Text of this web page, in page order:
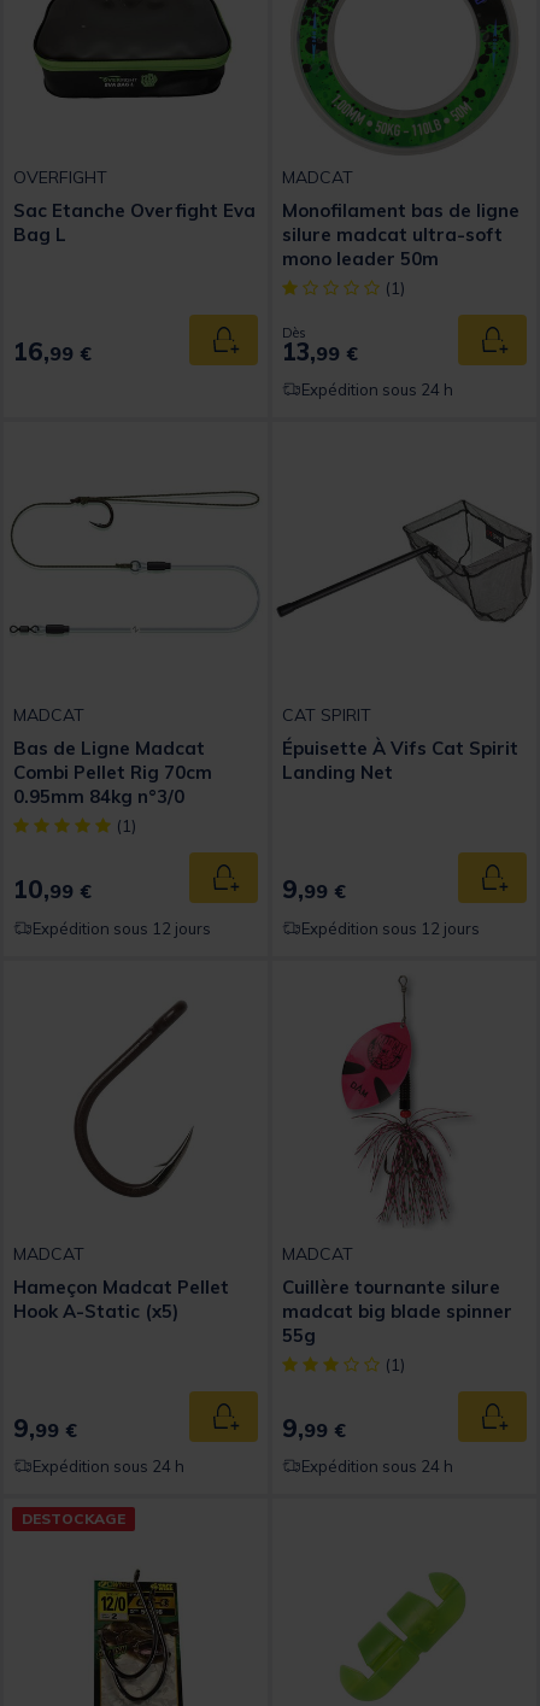
OVERFIGHT
Sac Etanche Overfight Eva
Bag L
16,99 € Ajouter au panier
MADCAT
Monofilament bas de ligne
silure madcat ultra-soft
mono leader 50m
[object Object] out of 5
(1)
Dès
13,99 €
Expédition sous 24 h
MADCAT
Bas de Ligne Madcat
Combi Pellet Rig 70cm
0.95mm 84kg n°3/0
[object Object] out of 5 Customer Rating
(1)
10,99 € Ajouter au panier
Expédition sous 12 jours
CAT SPIRIT
Épuisette À Vifs Cat Spirit
Landing Net
9,99 €
Expédition sous 12 jours
MADCAT
Hameçon Madcat Pellet
Hook A-Static (x5)
9,99 € Ajouter au panier
Expédition sous 24 h
MADCAT
Cuillère tournante silure
madcat big blade spinner
55g
[object Object] out of 5
(1)
9,99 €
Expédition sous 24 h
DESTOCKAGE